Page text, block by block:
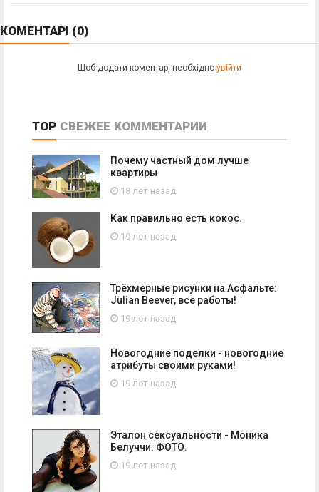
КОМЕНТАРІ (0)
Щоб додати коментар, необхідно увійти
TOP СВЕЖЕЕ КОММЕНТАРИИ
Почему частный дом лучше
квартиры
18 лет назад
Как правильно есть кокос.
19 лет назад
Трёхмерные рисунки на Асфальте:
Julian Beever, все работы!
19 лет назад
Новогодние поделки - новогодние
атрибуты своими руками!
19 лет назад
Эталон сексуальности - Моника
Белуччи. ФОТО.
19 лет назад